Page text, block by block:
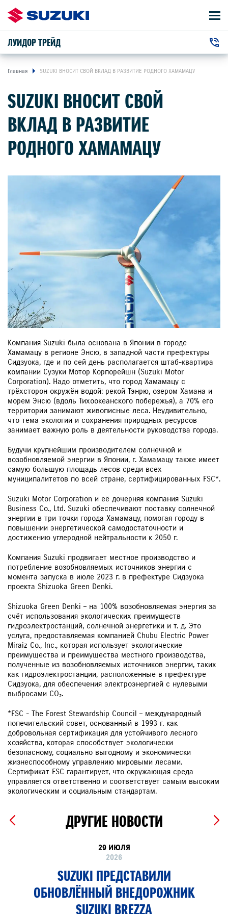
ЛУИДОР ТРЕЙД
г. Нижний Новгород, Ларина улица, 30 +7 (831) 422-22-22
АВТОМОБИЛИ
ВЛАДЕЛЬЦАМ
О КОМПАНИИ
КОНТАКТЫ
НОВОСТИ
АВТОМОБИЛИ В НАЛИЧИИ
ЗАКАЗАТЬ ЗВОНОК
Главная SUZUKI ВНОСИТ СВОЙ ВКЛАД В РАЗВИТИЕ РОДНОГО ХАМАМАЦУ
SUZUKI ВНОСИТ СВОЙ
ВКЛАД В РАЗВИТИЕ
РОДНОГО ХАМАМАЦУ
Компания Suzuki была основана в Японии в городе
Хамамацу в регионе Энсю, в западной части префектуры
Сидзуока, где и по сей день располагается штаб-квартира
компании Сузуки Мотор Корпорейшн (Suzuki Motor
Corporation). Надо отметить, что город Хамамацу с
трёх сторон окружён водой: рекой Тэнрю, озером Хамана и
морем Энсю (вдоль Тихоокеанского побережья), а 70% его
территории занимают живописные леса. Неудивительно,
что тема экологии и сохранения природных ресурсов
занимает важную роль в деятельности руководства города.
Будучи крупнейшим производителем солнечной и
возобновляемой энергии в Японии, г. Хамамацу также имеет
самую большую площадь лесов среди всех
муниципалитетов по всей стране, сертифицированных FSC*.
Suzuki Motor Corporation и её дочерняя компания Suzuki
Business Co., Ltd. Suzuki обеспечивают поставку солнечной
энергии в три точки города Хамамацу, помогая городу в
повышении энергетической самодостаточности и
достижению углеродной нейтральности к 2050 г.
Компания Suzuki продвигает местное производство и
потребление возобновляемых источников энергии с
момента запуска в июле 2023 г. в префектуре Сидзуока
проекта Shizuoka Green Denki.
Shizuoka Green Denki – на 100% возобновляемая энергия за
счёт использования экологических преимуществ
гидроэлектростанций, солнечной энергетики и т. д. Это
услуга, предоставляемая компанией Chubu Electric Power
Miraiz Co., Inc., которая использует экологические
преимущества и преимущества местного производства,
полученные из возобновляемых источников энергии, таких
как гидроэлектростанции, расположенные в префектуре
Сидзуока, для обеспечения электроэнергией с нулевыми
выбросами CO₂.
*FSC - The Forest Stewardship Council – международный
попечительский совет, основанный в 1993 г. как
добровольная сертификация для устойчивого лесного
хозяйства, которая способствует экологически
безопасному, социально выгодному и экономически
жизнеспособному управлению мировыми лесами.
Сертификат FSC гарантирует, что окружающая среда
управляется ответственно и соответствует самым высоким
экологическим и социальным стандартам.
ДРУГИЕ НОВОСТИ
29 ИЮЛЯ
2026
SUZUKI ПРЕДСТАВИЛИ
ОБНОВЛЁННЫЙ ВНЕДОРОЖНИК
SUZUKI BREZZA